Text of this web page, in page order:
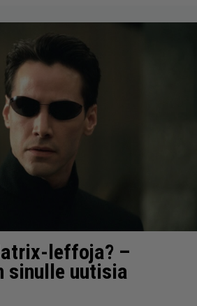
leffoja? –
sinulle uutisia